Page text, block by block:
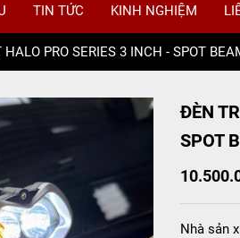
TIN TỨC KINH NGHIỆM
PRO SERIES 3 INCH - SPOT
ĐÈN
SPOT
Nhà sản